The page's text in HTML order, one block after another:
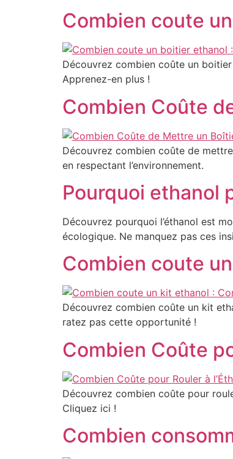
Combien coute
Découvrez combien coûte un
Apprenez-en plus !
Combien Coûte
Découvrez combien coûte de
en respectant l’environnement.
Pourquoi ethanol
Découvrez pourquoi l’éthanol est
écologique. Ne manquez pas ces
Combien coute
Découvrez combien coûte un kit
ratez pas cette opportunité !
Combien Coûte
Découvrez combien coûte pour
Cliquez ici !
Combien